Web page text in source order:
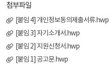
첨부파일
[붙임 4] 개인정보동의제출서류.hwp
[붙임 3] 자기소개서.hwp
[붙임 2] 지원신청서.hwp
[붙임 1] 공고문.hwp